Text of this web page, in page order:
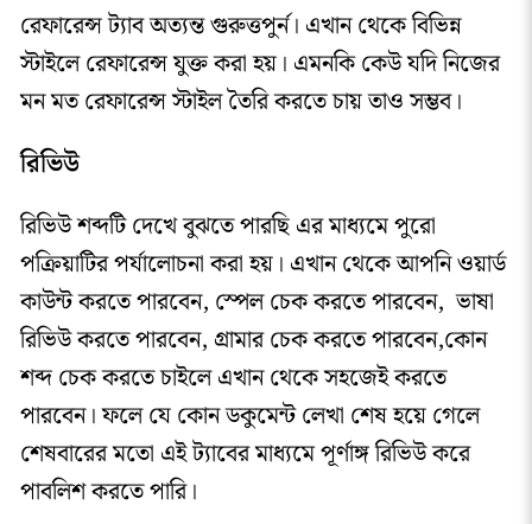
রেফারেন্স ট্যাব অত্যন্ত গুরুত্তপুর্ন। এখান থেকে বিভিন্ন
স্টাইলে রেফারেন্স যুক্ত করা হয়। এমনকি কেউ যদি নিজের
মন মত রেফারেন্স স্টাইল তৈরি করতে চায় তাও সম্ভব।
রিভিউ
রিভিউ শব্দটি দেখে বুঝতে পারছি এর মাধ্যমে পুরো
পক্রিয়াটির পর্যালোচনা করা হয়। এখান থেকে আপনি ওয়ার্ড
কাউন্ট করতে পারবেন, স্পেল চেক করতে পারবেন, ভাষা
রিভিউ করতে পারবেন, গ্রামার চেক করতে পারবেন,কোন
শব্দ চেক করতে চাইলে এখান থেকে সহজেই করতে
পারবেন। ফলে যে কোন ডকুমেন্ট লেখা শেষ হয়ে গেলে
শেষবারের মতো এই ট্যাবের মাধ্যমে পূর্ণাঙ্গ রিভিউ করে
পাবলিশ করতে পারি।